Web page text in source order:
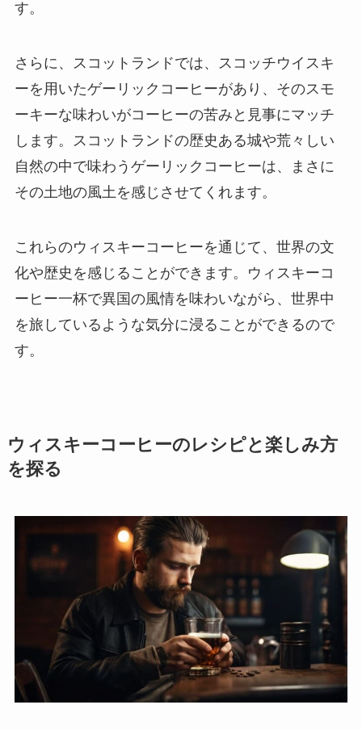
す。
さらに、スコットランドでは、スコッチウイスキ
ーを用いたゲーリックコーヒーがあり、そのスモ
ーキーな味わいがコーヒーの苦みと見事にマッチ
します。スコットランドの歴史ある城や荒々しい
自然の中で味わうゲーリックコーヒーは、まさに
その土地の風土を感じさせてくれます。
これらのウィスキーコーヒーを通じて、世界の文
化や歴史を感じることができます。ウィスキーコ
ーヒー一杯で異国の風情を味わいながら、世界中
を旅しているような気分に浸ることができるので
す。
ウィスキーコーヒーのレシピと楽しみ方
を探る